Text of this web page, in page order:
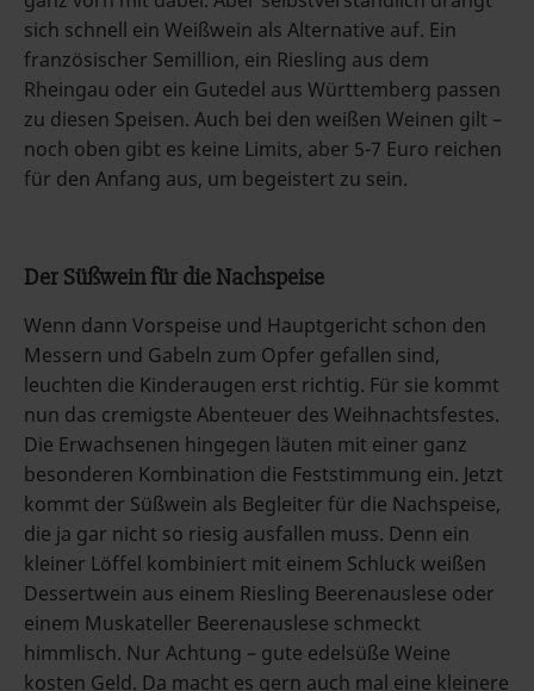
sich schnell ein Weißwein als Alternative auf. Ein
französischer Semillion, ein Riesling aus dem
Rheingau oder ein Gutedel aus Württemberg passen
zu diesen Speisen. Auch bei den weißen Weinen gilt –
noch oben gibt es keine Limits, aber 5-7 Euro reichen
für den Anfang aus, um begeistert zu sein.
Der Süßwein für die Nachspeise
Wenn dann Vorspeise und Hauptgericht schon den
Messern und Gabeln zum Opfer gefallen sind,
leuchten die Kinderaugen erst richtig. Für sie kommt
nun das cremigste Abenteuer des Weihnachtsfestes.
Die Erwachsenen hingegen läuten mit einer ganz
besonderen Kombination die Feststimmung ein. Jetzt
kommt der Süßwein als Begleiter für die Nachspeise,
die ja gar nicht so riesig ausfallen muss. Denn ein
kleiner Löffel kombiniert mit einem Schluck weißen
Dessertwein aus einem Riesling Beerenauslese oder
einem Muskateller Beerenauslese schmeckt
himmlisch. Nur Achtung – gute edelsüße Weine
kosten Geld. Da macht es gern auch mal eine kleinere